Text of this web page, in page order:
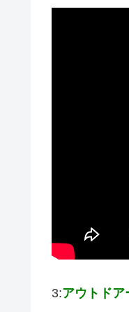
3:アウトドア